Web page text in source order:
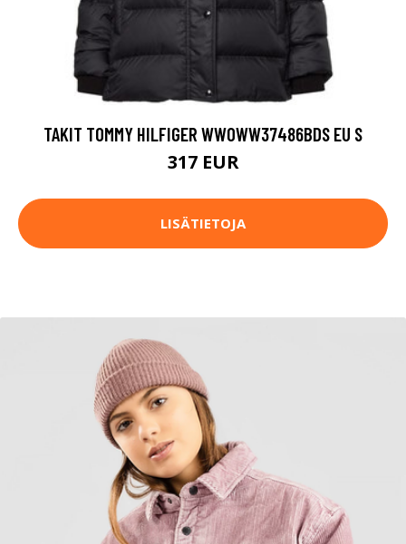
TAKIT TOMMY HILFIGER WW0WW37486BDS EU S
317 EUR
LISÄTIETOJA